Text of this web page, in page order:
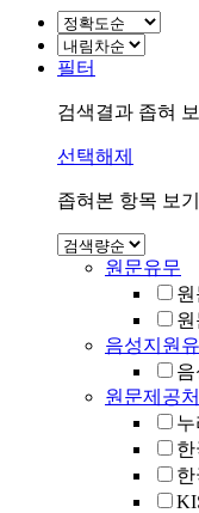
필터
검색결과 좁혀 보
선택해제
좁혀본 항목 보
원문유무
음성지원
음
원문제공처